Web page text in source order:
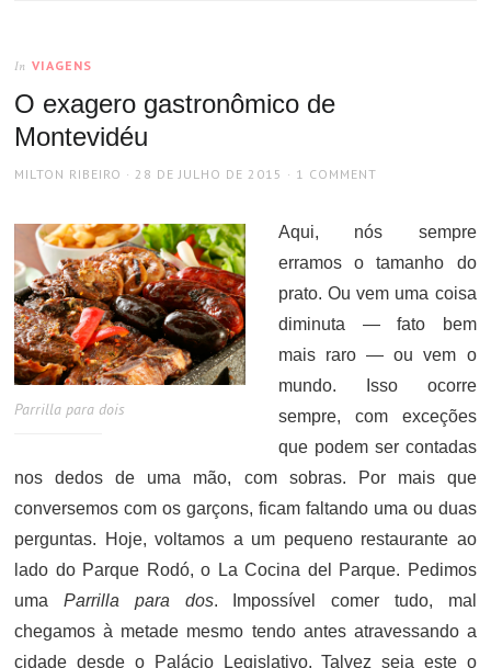
In VIAGENS
O exagero gastronômico de
Montevidéu
AUTHOR
MILTON RIBEIRO
POSTED
28 DE JULHO DE 2015 1 COMMENT
Parrilla para dois
Aqui, nós sempre
erramos o tamanho do
prato. Ou vem uma coisa
diminuta — fato bem
mais raro — ou vem o
mundo. Isso ocorre
sempre, com exceções
que podem ser contadas
nos dedos de uma mão, com sobras. Por mais que
conversemos com os garçons, ficam faltando uma ou duas
perguntas. Hoje, voltamos a um pequeno restaurante ao
lado do Parque Rodó, o La Cocina del Parque. Pedimos
umaParrilla para dos. Impossível comer tudo, mal
chegamos à metade mesmo tendo antes atravessando a
cidade desde o Palácio Legislativo. Talvez seja este o